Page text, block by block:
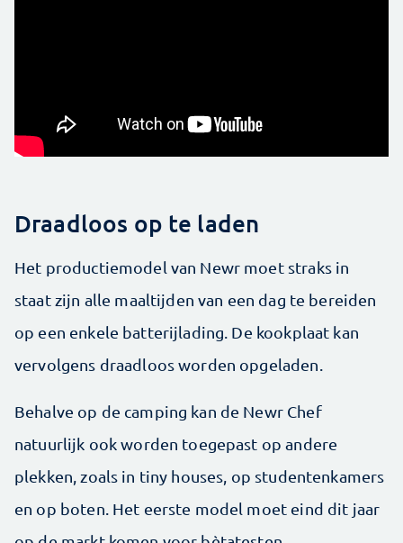
Draadloos op te laden
Het productiemodel van Newr moet straks in
staat zijn alle maaltijden van een dag te bereiden
op een enkele batterij­lading. De kookplaat kan
vervolgens draadloos worden opgeladen.
Behalve op de camping kan de Newr Chef
natuurlijk ook worden toegepast op andere
plekken, zoals in tiny houses, op studentenkamers
en op boten. Het eerste model moet eind dit jaar